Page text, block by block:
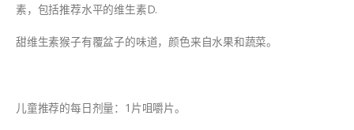
素，包括推荐水平的维生素D.
甜维生素猴子有覆盆子的味道，颜色来自水果和蔬菜。
儿童推荐的每日剂量：1片咀嚼片。